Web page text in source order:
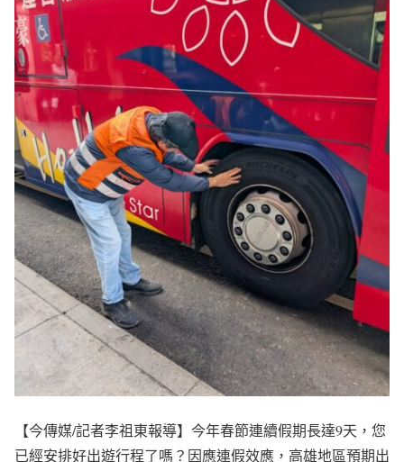
【今傳媒/記者李祖東報導】今年春節連續假期長達9天，您
已經安排好出遊行程了嗎？因應連假效應，高雄地區預期出